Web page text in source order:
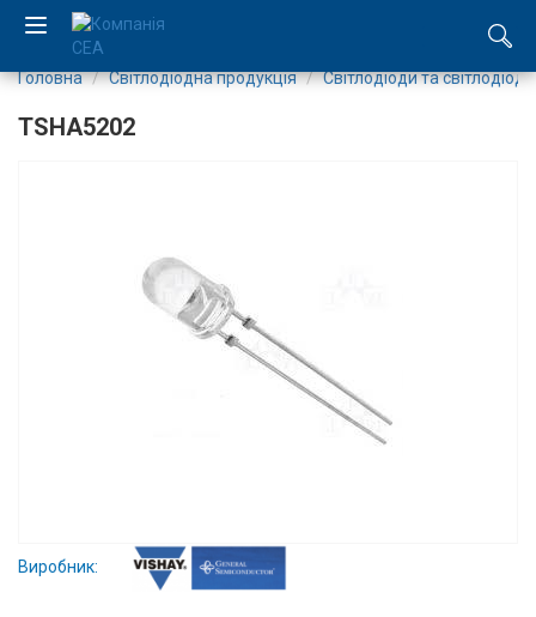
Каталог
Виробництво
Вхід/
авторизація
Головна Світлодіодна продукція Світлодіоди та
TSHA5202
Виробник: